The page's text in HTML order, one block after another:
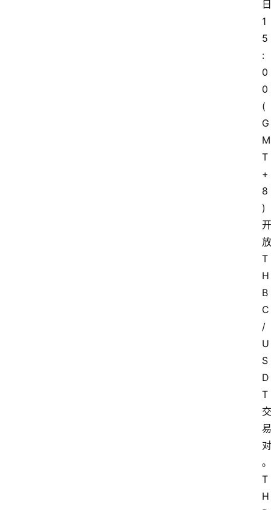
日
1
5
:
0
0
(
G
M
T
+
8
)
开
放
T
H
B
C
/
U
S
D
T
交
易
对
。
T
H